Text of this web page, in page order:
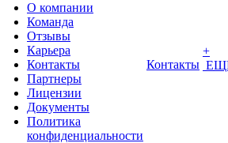
О компании
Команда
Отзывы
Карьера
Контакты
Партнеры
Лицензии
Документы
Политика
конфиденциальности
Контакты
+